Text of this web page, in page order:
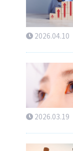
2026.04.10
2026.03.19